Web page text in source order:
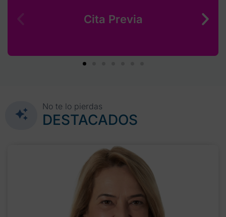
Cita Previa
No te lo pierdas
DESTACADOS